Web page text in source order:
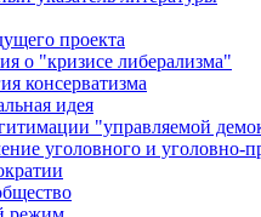
проекта
о "кризисе либерализма"
консерватизма
идея
"управляемой
уголовного и уголовно-